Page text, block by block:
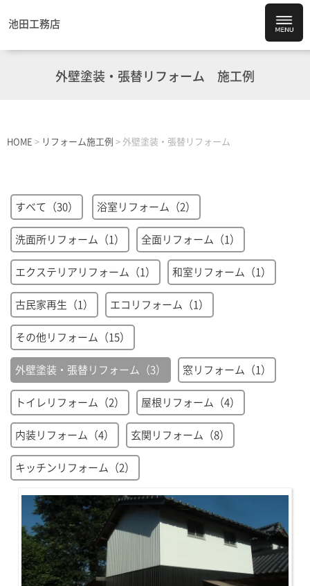
池田工務店
外壁塗装・張替リフォーム 施工例
HOME > リフォーム施工例 > 外壁塗装・張替リフォーム
すべて（30） 浴室リフォーム（2）
洗面所リフォーム（1） 全面リフォーム（1）
エクステリアリフォーム（1） 和室リフォーム（1）
古民家再生（1） エコリフォーム（1）
その他リフォーム（15）
外壁塗装・張替リフォーム（3） 窓リフォーム（1）
トイレリフォーム（2） 屋根リフォーム（4）
内装リフォーム（4） 玄関リフォーム（8）
キッチンリフォーム（2）